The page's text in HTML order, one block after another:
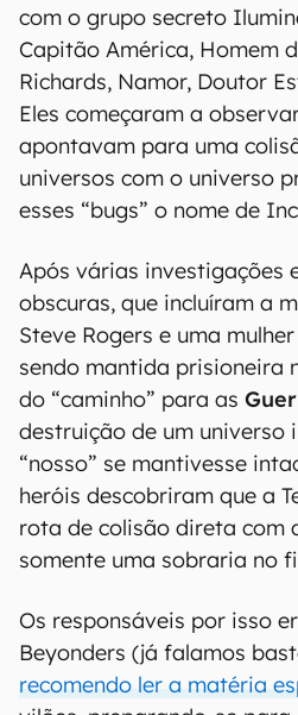
com o grupo secreto
Capitão América, Homem
Richards, Namor, Doutor
Eles começaram a
apontavam para uma
universos com o universo
esses “bugs” o nome de
Após várias investigações
obscuras, que incluíram a
Steve Rogers e uma
sendo mantida prisioneira
do “caminho” para as
destruição de um universo
“nosso” se mantivesse
heróis descobriram que a
rota de colisão direta com
somente uma sobraria no
Os responsáveis por isso
Beyonders (já falamos
recomendo ler a matéria